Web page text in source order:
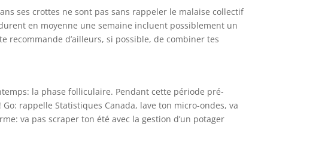
ses crottes ne sont pas sans rappeler le malaise collectif
en moyenne une semaine incluent possiblement un
recommande d’ailleurs, si possible, de combiner tes
la phase folliculaire. Pendant cette période pré-
rappelle Statistiques Canada, lave ton micro-ondes, va
va pas scraper ton été avec la gestion d’un potager